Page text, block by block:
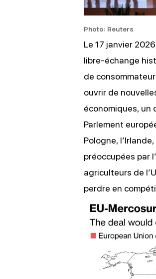
Photo: Reuters
Le 17 janvier
libre-échange
de
ouvrir de
économiques, un
Parlement
Pologne,
préoccupées par
agriculteurs de
perdre en